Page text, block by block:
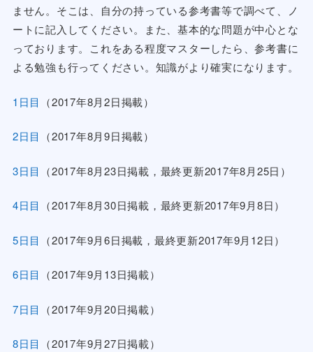
ません。そこは、自分の持っている参考書等で調べて、ノ
ートに記入してください。また、基本的な問題が中心とな
っております。これをある程度マスターしたら、参考書に
よる勉強も行ってください。知識がより確実になります。
1日目 （2017年8月2日掲載）
2日目 （2017年8月9日掲載）
3日目 （2017年8月23日掲載，最終更新2017年8月25日）
4日目 （2017年8月30日掲載，最終更新2017年9月8日）
5日目 （2017年9月6日掲載，最終更新2017年9月12日）
6日目 （2017年9月13日掲載）
7日目 （2017年9月20日掲載）
8日目 （2017年9月27日掲載）